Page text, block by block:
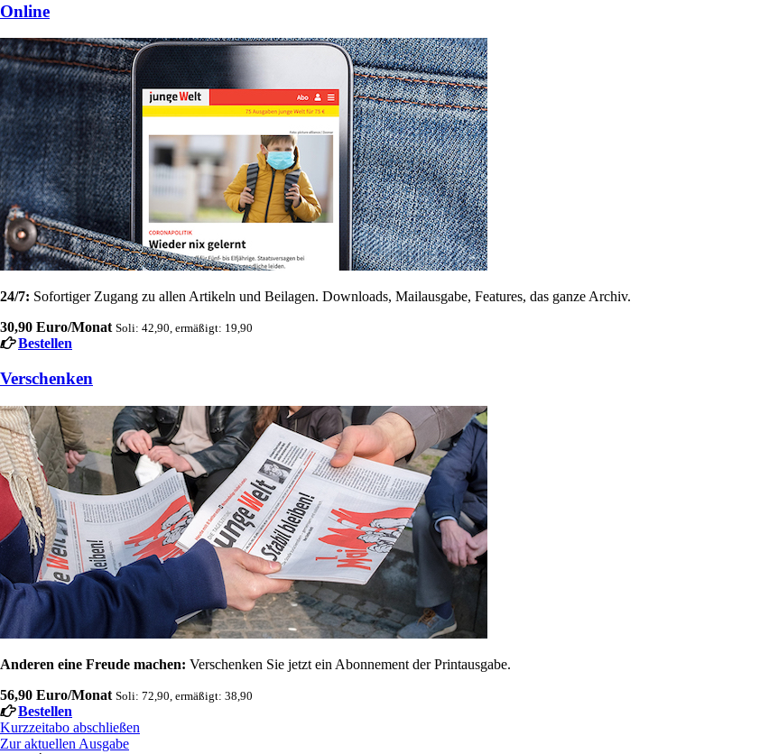
Online
24/7: Sofortiger Zugang zu allen Artikeln und Beilagen. Downloads, Mailausgabe, Features, das ganze Archiv.
30,90 Euro/Monat Soli: 42,90, ermäßigt: 19,90
Bestellen
Verschenken
Anderen eine Freude machen: Verschenken Sie jetzt ein Abonnement der Printausgabe.
56,90 Euro/Monat Soli: 72,90, ermäßigt: 38,90
Bestellen
Kurzzeitabo abschließen
Zur aktuellen Ausgabe